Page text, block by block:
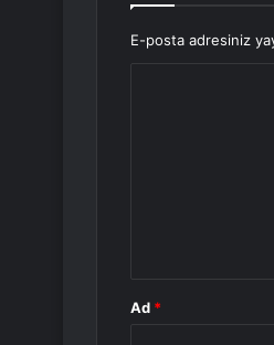
E-posta adresiniz
Ad *